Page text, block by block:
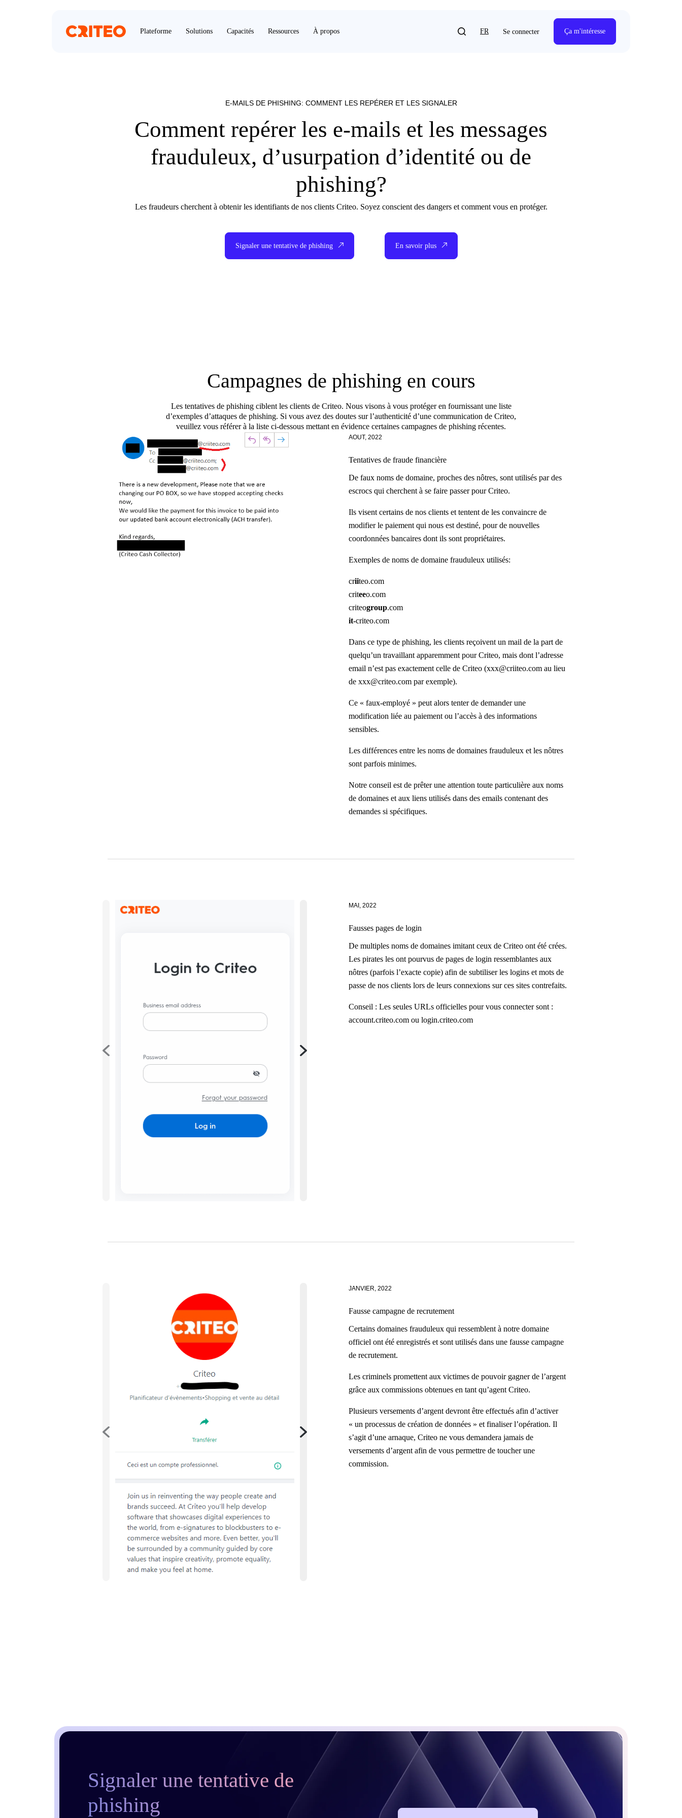
Plateforme Solutions Capacités Ressources À propos FR Se connecter Ça m'intéresse
E-MAILS DE PHISHING: COMMENT LES REPÉRER ET LES SIGNALER
Comment repérer les e-mails et les messages
frauduleux, d’usurpation d’identité ou de
phishing?
Les fraudeurs cherchent à obtenir les identifiants de nos clients Criteo. Soyez conscient des dangers et comment vous en protéger.
Signaler une tentative de phishing En savoir plus
Campagnes de phishing en cours
Les tentatives de phishing ciblent les clients de Criteo. Nous visons à vous protéger en fournissant une liste
d’exemples d’attaques de phishing. Si vous avez des doutes sur l’authenticité d’une communication de Criteo,
veuillez vous référer à la liste ci-dessous mettant en évidence certaines campagnes de phishing récentes.
AOUT, 2022
Tentatives de fraude financière
De faux noms de domaine, proches des nôtres, sont utilisés par des
escrocs qui cherchent à se faire passer pour Criteo.
Ils visent certains de nos clients et tentent de les convaincre de
modifier le paiement qui nous est destiné, pour de nouvelles
coordonnées bancaires dont ils sont propriétaires.
Exemples de noms de domaine frauduleux utilisés:
criiteo.com
criteeo.com
criteogroup.com
it-criteo.com
Dans ce type de phishing, les clients reçoivent un mail de la part de
quelqu’un travaillant apparemment pour Criteo, mais dont l’adresse
email n’est pas exactement celle de Criteo (xxx@criiteo.com au lieu
de xxx@criteo.com par exemple).
Ce « faux-employé » peut alors tenter de demander une
modification liée au paiement ou l’accès à des informations
sensibles.
Les différences entre les noms de domaines frauduleux et les nôtres
sont parfois minimes.
Notre conseil est de prêter une attention toute particulière aux noms
de domaines et aux liens utilisés dans des emails contenant des
demandes si spécifiques.
MAI, 2022
Fausses pages de login
De multiples noms de domaines imitant ceux de Criteo ont été crées.
Les pirates les ont pourvus de pages de login ressemblantes aux
nôtres (parfois l’exacte copie) afin de subtiliser les logins et mots de
passe de nos clients lors de leurs connexions sur ces sites contrefaits.
Conseil : Les seules URLs officielles pour vous connecter sont :
account.criteo.com ou login.criteo.com
JANVIER, 2022
Fausse campagne de recrutement
Certains domaines frauduleux qui ressemblent à notre domaine
officiel ont été enregistrés et sont utilisés dans une fausse campagne
de recrutement.
Les criminels promettent aux victimes de pouvoir gagner de l’argent
grâce aux commissions obtenues en tant qu’agent Criteo.
Plusieurs versements d’argent devront être effectués afin d’activer
« un processus de création de données » et finaliser l’opération. Il
s’agit d’une arnaque, Criteo ne vous demandera jamais de
versements d’argent afin de vous permettre de toucher une
commission.
Signaler une tentative de
phishing